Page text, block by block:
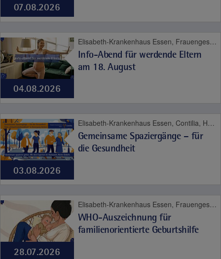
07.08.2026
04.08.2026
Elisabeth-Krankenhaus Essen, Frauengesundheit, Geburt
Info-Abend für werdende Eltern
am 18. August
03.08.2026
Elisabeth-Krankenhaus Essen, Contilia, Herz und Gefäße
Gemeinsame Spaziergänge – für
die Gesundheit
28.07.2026
Elisabeth-Krankenhaus Essen, Frauengesundheit, Geburt, Kinder- und Jugendmedizin
WHO-Auszeichnung für
familienorientierte Geburtshilfe